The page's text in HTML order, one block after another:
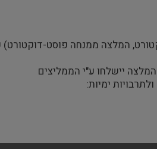
המלצה ממנחה פוסט-
יישלחו ע"י הממליצים
ימיות: